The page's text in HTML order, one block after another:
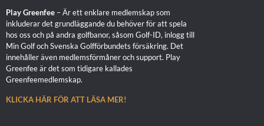
Play Greenfee – Är ett enklare medlemskap som
inkluderar det grundläggande du behöver för att spela
hos oss och på andra golfbanor, såsom Golf-ID, inlogg till
Min Golf och Svenska Golfförbundets försäkring. Det
innehåller även medlemsförmåner och support. Play
Greenfee är det som tidigare kallades
Greenfeemedlemskap.
KLICKA HÄR FÖR ATT LÄSA MER!